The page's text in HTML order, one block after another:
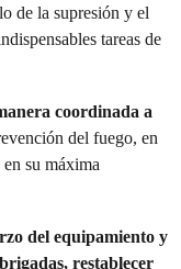
de la supresión y el
tareas de
coordinada a
del fuego, en
su máxima
del equipamiento y
restablecer